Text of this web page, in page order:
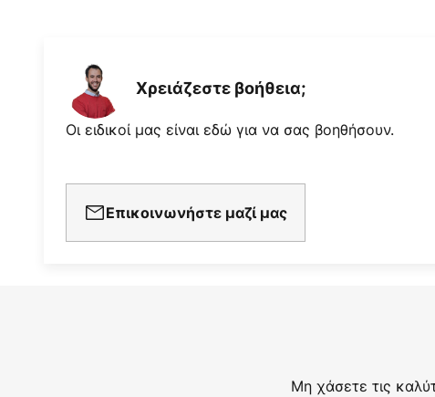
Χρειάζεστε βοήθεια;
Οι ειδικοί μας είναι εδώ για να σας βοηθήσουν.
Επικοινωνήστε μαζί μας
Μη χάσετε τις